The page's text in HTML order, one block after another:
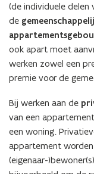
(de individuele delen
de
ook apart moet
werken zowel een
premie voor de
Bij werken aan de
van een
een woning.
appartement
(eigenaar-